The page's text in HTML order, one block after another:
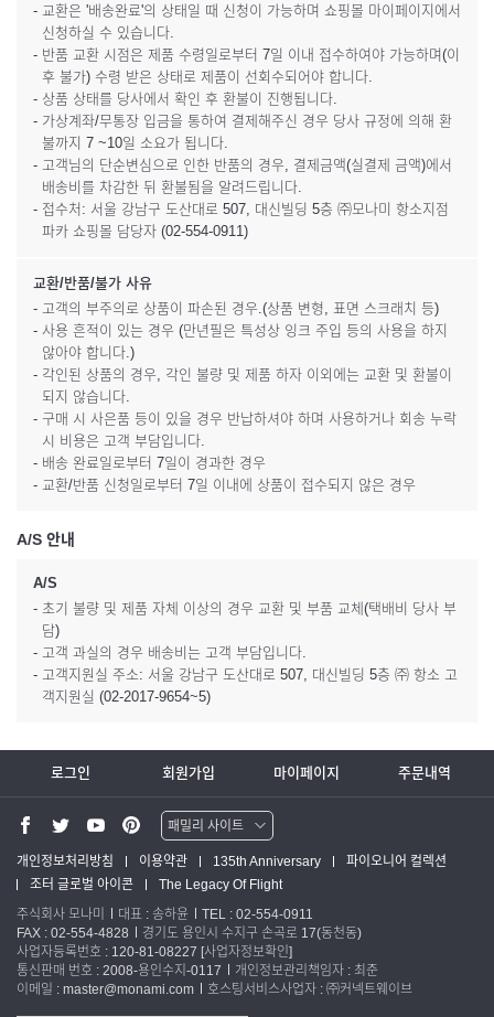
- 교환은 '배송완료'의 상태일 때 신청이 가능하며 쇼핑몰 마이페이지에서
신청하실 수 있습니다.
- 반품 교환 시점은 제품 수령일로부터 7일 이내 접수하여야 가능하며(이
후 불가) 수령 받은 상태로 제품이 선회수되어야 합니다.
- 상품 상태를 당사에서 확인 후 환불이 진행됩니다.
- 가상계좌/무통장 입금을 통하여 결제해주신 경우 당사 규정에 의해 환
불까지 7 ~10일 소요가 됩니다.
- 고객님의 단순변심으로 인한 반품의 경우, 결제금액(실결제 금액)에서
배송비를 차감한 뒤 환불됨을 알려드립니다.
- 접수처: 서울 강남구 도산대로 507, 대신빌딩 5층 ㈜모나미 항소지점
파카 쇼핑몰 담당자 (02-554-0911)
교환/반품/불가 사유
- 고객의 부주의로 상품이 파손된 경우.(상품 변형, 표면 스크래치 등)
- 사용 흔적이 있는 경우 (만년필은 특성상 잉크 주입 등의 사용을 하지
않아야 합니다.)
- 각인된 상품의 경우, 각인 불량 및 제품 하자 이외에는 교환 및 환불이
되지 않습니다.
- 구매 시 사은품 등이 있을 경우 반납하셔야 하며 사용하거나 회송 누락
시 비용은 고객 부담입니다.
- 배송 완료일로부터 7일이 경과한 경우
- 교환/반품 신청일로부터 7일 이내에 상품이 접수되지 않은 경우
A/S 안내
A/S
- 초기 불량 및 제품 자체 이상의 경우 교환 및 부품 교체(택배비 당사 부
담)
- 고객 과실의 경우 배송비는 고객 부담입니다.
- 고객지원실 주소: 서울 강남구 도산대로 507, 대신빌딩 5층 ㈜ 항소 고
객지원실 (02-2017-9654~5)
로그인 회원가입 마이페이지 주문내역
패밀리 사이트
워터맨 쇼핑몰
파카 글로벌
개인정보처리방침 이용약관 135th Anniversary
파이오니어 컬렉션
조터 글로벌 아이콘
The Legacy Of Flight
주식회사 모나미
대표 : 송하윤
TEL : 02-554-0911
FAX : 02-554-4828
경기도 용인시 수지구 손곡로 17(동천동)
사업자등록번호 : 120-81-08227 [사업자정보확인]
통신판매 번호 : 2008-용인수지-0117
개인정보관리책임자 : 최준
이메일 : master@monami.com
호스팅서비스사업자 : ㈜커넥트웨이브